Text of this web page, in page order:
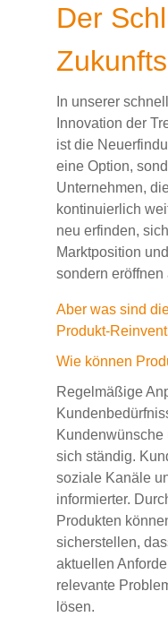
Der
In unserer
Innovation der
ist die
eine Option,
Unternehmen,
kontinuierlich
neu erfinden,
Marktposition
sondern
Aber was sind
Produkt-
Wie können
Regelmäßige
Kundenwünsche
sich ständig.
soziale Kanäle
informierter.
Produkten
sicherstellen,
aktuellen
relevante
lösen.